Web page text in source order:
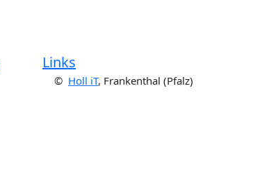
Links
© Holl iT, Frankenthal (Pfalz)